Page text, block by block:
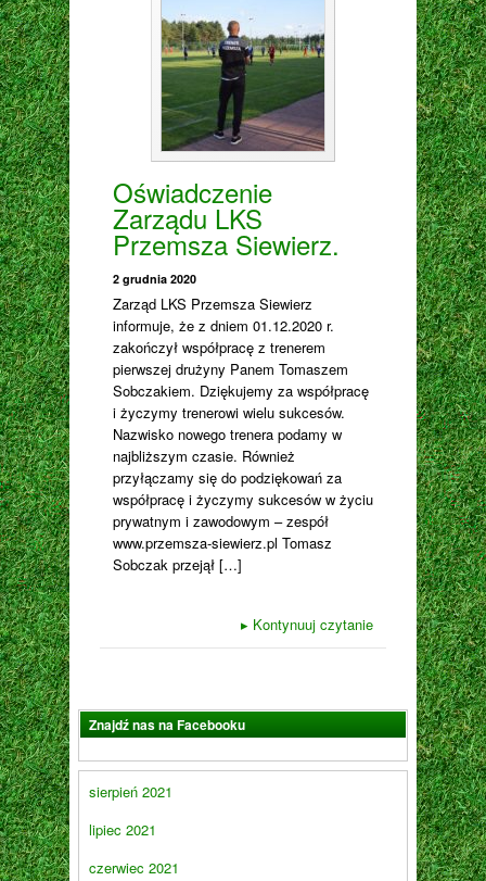
Oświadczenie
Zarządu LKS
Przemsza Siewierz.
2 grudnia 2020
Zarząd LKS Przemsza Siewierz
informuje, że z dniem 01.12.2020 r.
zakończył współpracę z trenerem
pierwszej drużyny Panem Tomaszem
Sobczakiem. Dziękujemy za współpracę
i życzymy trenerowi wielu sukcesów.
Nazwisko nowego trenera podamy w
najbliższym czasie. Również
przyłączamy się do podziękowań za
współpracę i życzymy sukcesów w życiu
prywatnym i zawodowym – zespół
www.przemsza-siewierz.pl Tomasz
Sobczak przejął […]
▸ Kontynuuj czytanie
Znajdź nas na Facebooku
sierpień 2021
lipiec 2021
czerwiec 2021